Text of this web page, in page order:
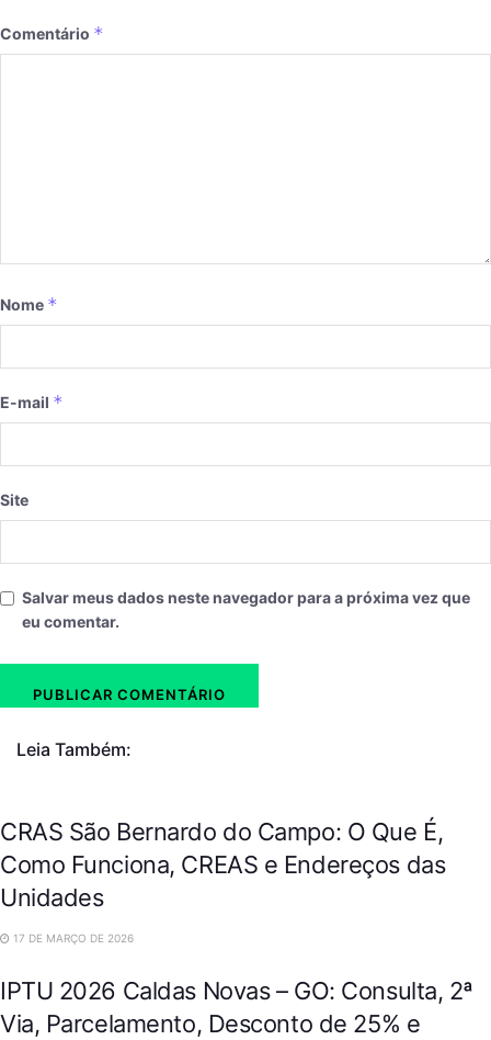
Comentário *
Nome *
E-mail *
Site
Salvar meus dados neste navegador para a próxima vez que
eu comentar.
Leia Também:
CRAS São Bernardo do Campo: O Que É,
Como Funciona, CREAS e Endereços das
Unidades
17 DE MARÇO DE 2026
IPTU 2026 Caldas Novas – GO: Consulta, 2ª
Via, Parcelamento, Desconto de 25% e